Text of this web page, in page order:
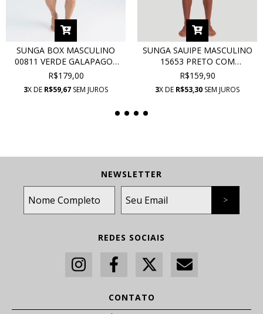
SUNGA BOX MASCULINO
00811 VERDE GALAPAGOS
COM PROTEÇÃO UV
R$179,00
3X DE R$59,67 SEM JUROS
SUNGA SAUIPE MASCULINO
15653 PRETO COM
PROTEÇÃO UV
R$159,90
3X DE R$53,30 SEM JUROS
NEWSLETTER
REDES SOCIAIS
CONTATO